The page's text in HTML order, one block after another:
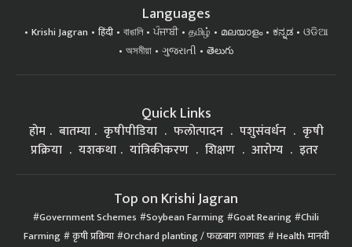
Languages
Krishi Jagran हिंदी বাঙালি ਪੰਜਾਬੀ தமிழ் മലയാളം ಕನ್ನಡ
ଓଡିଆ
অসমীয়া
ગુજરાતી తెలుగు
Quick Links
होम बातम्या कृषीपीडिया फलोत्पादन पशुसंवर्धन
कृषी
प्रक्रिया
यशकथा यांत्रिकीकरण शिक्षण आरोग्य इतर
Top on Krishi Jagran
Government Schemes Soybean Farming Goat Rearing Chili
Farming कृषी प्रक्रिया Orchard planting / फळबाग लागवड Health मानवी